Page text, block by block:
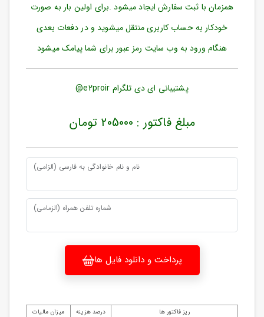
مندی
ها
همزمان با ثبت سفارش ایجاد میشود .برای اولین بار به صورت
خودکار به حساب کاربری منتقل میشوید و در دفعات بعدی
هنگام ورود به وب سایت رمز عبور برای شما پیامک میشود
پشتیبانی ای دی تلگرام e2proir@
مبلغ فاکتور : 205000 تومان
نام و نام خانوادگی به فارسی (الزامی)
شماره تلفن همراه (الزمامی)
پرداخت و دانلود فایل ها
ریز فاکتور ها درصد هزینه
میزان مالیات